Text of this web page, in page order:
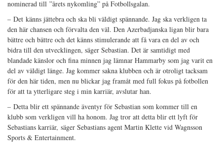
nominerad till ”årets nykomling” på Fotbollsgalan.
– Det känns jättebra och ska bli väldigt spännande. Jag ska verkligen ta
den här chansen och förvalta den väl. Den Azerbadjanska ligan blir bara
bättre och bättre och det känns stimulerande att få vara en del av och
bidra till den utvecklingen, säger Sebastian. Det är samtidigt med
blandade känslor och fina minnen jag lämnar Hammarby som jag varit en
del av väldigt länge. Jag kommer sakna klubben och är otroligt tacksam
för den här tiden, men nu blickar jag framåt med full fokus på fotbollen
för att ta ytterligare steg i min karriär, avslutar han.
– Detta blir ett spännande äventyr för Sebastian som kommer till en
klubb som verkligen vill ha honom. Jag tror att detta blir ett lyft för
Sebastians karriär, säger Sebastians agent Martin Klette vid Wagnsson
Sports & Entertainment.